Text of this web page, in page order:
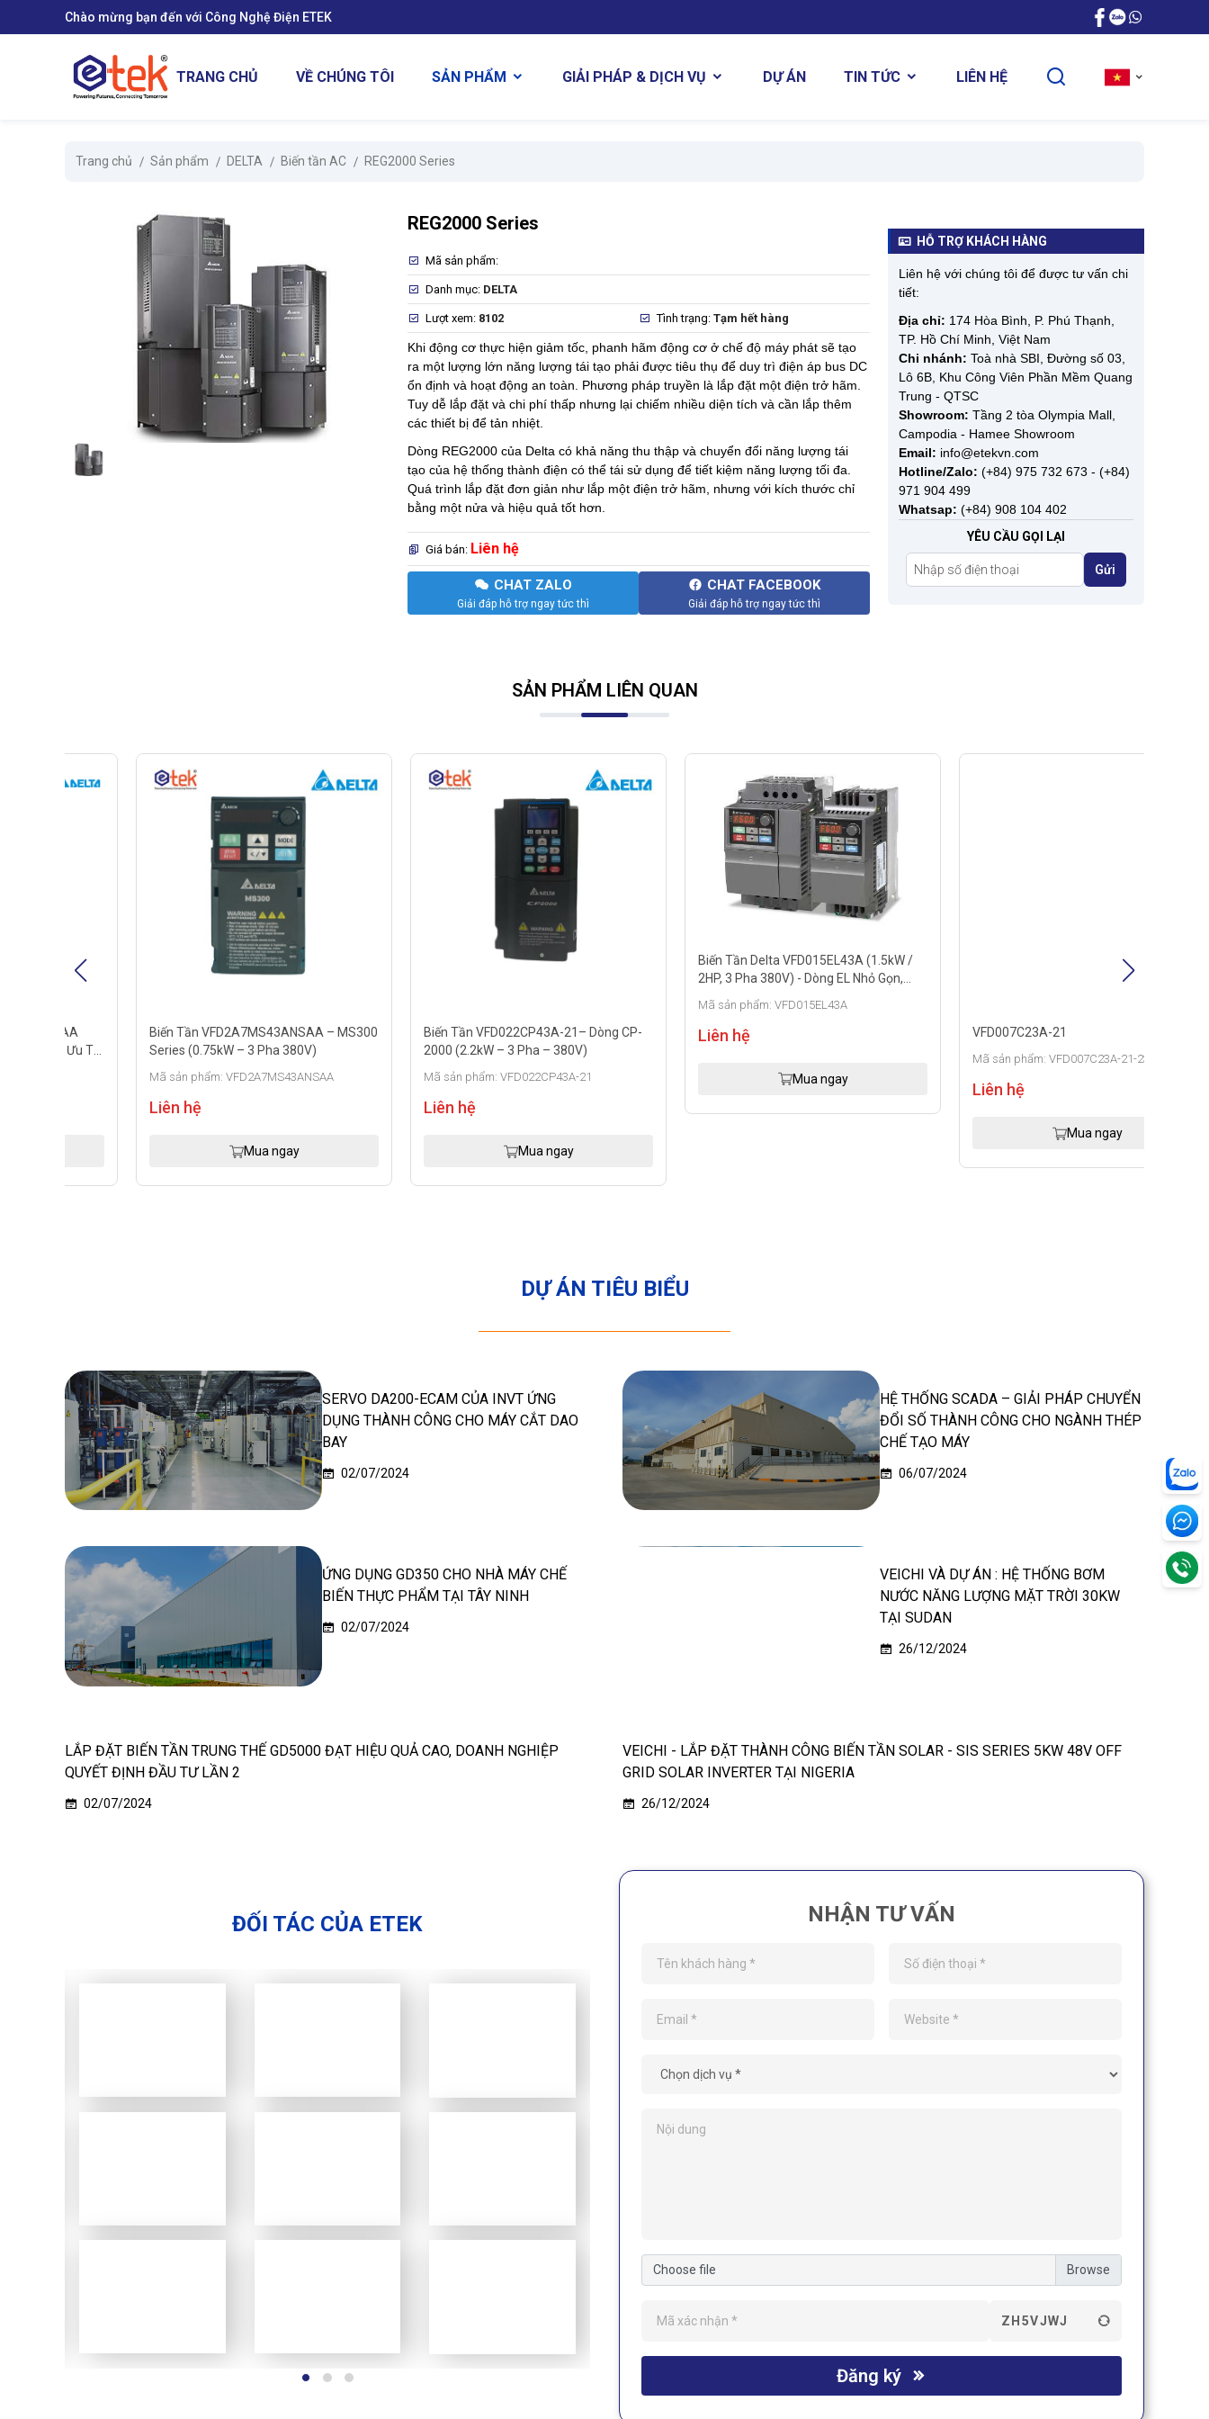
Chào mừng bạn đến với Công Nghệ Điện ETEK
TRANG CHỦ VỀ CHÚNG TÔI SẢN PHẨM GIẢI PHÁP & DỊCH VỤ DỰ ÁN TIN TỨC LIÊN HỆ
Trang chủ Sản phẩm DELTA Biến tần AC REG2000 Series
REG2000 Series
Mã sản phẩm:
Danh mục: DELTA
Lượt xem: 8102 Tình trạng: Tạm hết hàng
Khi động cơ thực hiện giảm tốc, phanh hãm động cơ ở chế độ máy phát sẽ tạo
ra một lượng lớn năng lượng tái tạo phải được tiêu thụ để duy trì điện áp bus DC
ổn định và hoạt động an toàn. Phương pháp truyền là lắp đặt một điện trở hãm.
Tuy dễ lắp đặt và chi phí thấp nhưng lại chiếm nhiều diện tích và cần lắp thêm
các thiết bị để tản nhiệt.
Dòng REG2000 của Delta có khả năng thu thập và chuyển đổi năng lượng tái
tạo của hệ thống thành điện có thể tái sử dụng để tiết kiệm năng lượng tối đa.
Quá trình lắp đặt đơn giản như lắp một điện trở hãm, nhưng với kích thước chỉ
bằng một nửa và hiệu quả tốt hơn.
Giá bán: Liên hệ
CHAT ZALO
Giải đáp hỗ trợ ngay tức thì
CHAT FACEBOOK
Giải đáp hỗ trợ ngay tức thì
HỖ TRỢ KHÁCH HÀNG
Liên hệ với chúng tôi để được tư vấn chi
tiết:
Địa chỉ: 174 Hòa Bình, P. Phú Thạnh,
TP. Hồ Chí Minh, Việt Nam
Chi nhánh: Toà nhà SBI, Đường số 03,
Lô 6B, Khu Công Viên Phần Mềm Quang
Trung - QTSC
Showroom: Tầng 2 tòa Olympia Mall,
Campodia - Hamee Showroom
Email: info@etekvn.com
Hotline/Zalo: (+84) 975 732 673 - (+84)
971 904 499
Whatsap: (+84) 908 104 402
YÊU CẦU GỌI LẠI
Gửi
SẢN PHẨM LIÊN QUAN
Biến Tần VFD2A7MS43ANSAA – MS300
Series (0.75kW – 3 Pha 380V)
Mã sản phẩm: VFD2A7MS43ANSAA
Biến Tần VFD022CP43A-21– Dòng CP-
2000 (2.2kW – 3 Pha – 380V)
Mã sản phẩm: VFD022CP43A-21
Biến Tần Delta VFD015EL43A (1.5kW /
2HP, 3 Pha 380V) - Dòng EL Nhỏ Gọn,
Mã sản phẩm: VFD015EL43A
Liên hệ VFD007C23A-21
Mã sản phẩm: VFD007C23A-21-230V-0,75-1
DỰ ÁN TIÊU BIỂU
SERVO DA200-ECAM CỦA INVT ỨNG
DỤNG THÀNH CÔNG CHO MÁY CẮT DAO
BAY
02/07/2024
HỆ THỐNG SCADA – GIẢI PHÁP CHUYỂN
ĐỔI SỐ THÀNH CÔNG CHO NGÀNH THÉP
CHẾ TẠO MÁY
06/07/2024
ỨNG DỤNG GD350 CHO NHÀ MÁY CHẾ
BIẾN THỰC PHẨM TẠI TÂY NINH
02/07/2024
VEICHI VÀ DỰ ÁN : HỆ THỐNG BƠM
NƯỚC NĂNG LƯỢNG MẶT TRỜI 30KW
TẠI SUDAN
26/12/2024
LẮP ĐẶT BIẾN TẦN TRUNG THẾ GD5000 ĐẠT HIỆU QUẢ CAO, DOANH NGHIỆP
QUYẾT ĐỊNH ĐẦU TƯ LẦN 2
02/07/2024
VEICHI - LẮP ĐẶT THÀNH CÔNG BIẾN TẦN SOLAR - SIS SERIES 5KW 48V OFF
GRID SOLAR INVERTER TẠI NIGERIA
26/12/2024
ĐỐI TÁC CỦA ETEK NHẬN TƯ VẤN
Choose file
ZH5VJWJ
Đăng ký